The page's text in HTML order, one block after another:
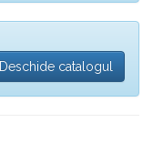
Deschide catalogul